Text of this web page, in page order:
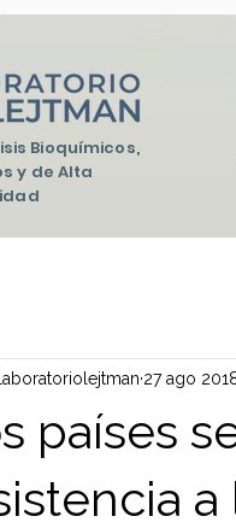
Bioquímicos,
y de Alta
países
laboratoriolejtman 27 ago